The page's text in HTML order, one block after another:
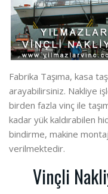
Fabrika Taşıma, kasa
arayabilirsiniz. Nakliye
birden fazla vinç ile
kadar yük kaldırabilen
bindirme, makine
verilmektedir.
Vinçli